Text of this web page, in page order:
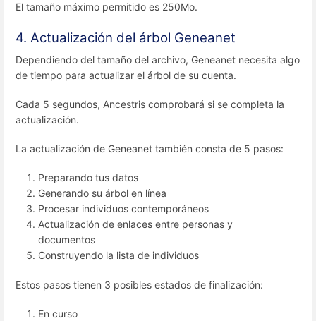
El tamaño máximo permitido es 250Mo.
4. Actualización del árbol Geneanet
Dependiendo del tamaño del archivo, Geneanet necesita algo
de tiempo para actualizar el árbol de su cuenta.
Cada 5 segundos, Ancestris comprobará si se completa la
actualización.
La actualización de Geneanet también consta de 5 pasos:
Preparando tus datos
Generando su árbol en línea
Procesar individuos contemporáneos
Actualización de enlaces entre personas y
documentos
Construyendo la lista de individuos
Estos pasos tienen 3 posibles estados de finalización:
En curso